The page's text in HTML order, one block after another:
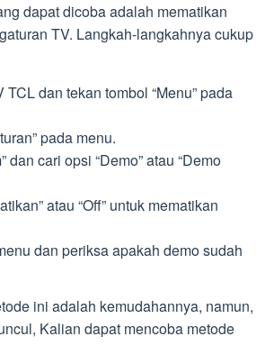
dapat dicoba adalah mematikan
TV. Langkah-langkahnya cukup
TCL dan tekan tombol “Menu” pada
pada menu.
dan cari opsi “Demo” atau “Demo
atau “Off” untuk mematikan
dan periksa apakah demo sudah
ini adalah kemudahannya, namun,
Kalian dapat mencoba metode